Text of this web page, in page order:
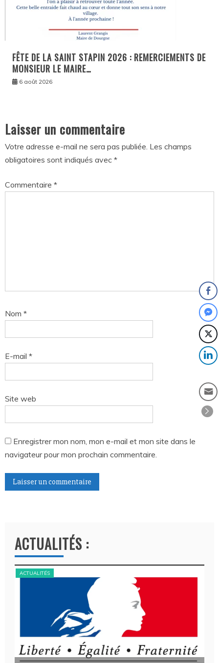
FÊTE DE LA SAINT STAPIN 2026 : REMERCIEMENTS DE
MONSIEUR LE MAIRE…
6 août 2026
Laisser un commentaire
Votre adresse e-mail ne sera pas publiée. Les champs
obligatoires sont indiqués avec *
Commentaire *
Nom *
E-mail *
Site web
Enregistrer mon nom, mon e-mail et mon site dans le
navigateur pour mon prochain commentaire.
ACTUALITÉS :
ACTUALITÉS